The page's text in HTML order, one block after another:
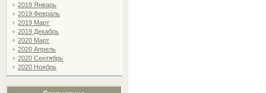
2019 Январь
2019 Февраль
2019 Март
2019 Декабрь
2020 Март
2020 Апрель
2020 Сентябрь
2020 Ноябрь